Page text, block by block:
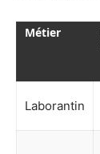
Métier
Laborantin